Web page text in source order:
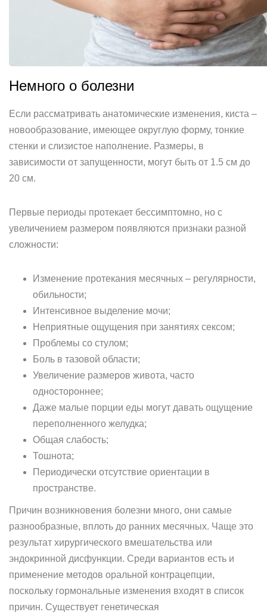
Немного о болезни
Если рассматривать анатомические изменения, киста –
новообразование, имеющее округлую форму, тонкие
стенки и слизистое наполнение. Размеры, в
зависимости от запущенности, могут быть от 1.5 см до
20 см.
Первые периоды протекает бессимптомно, но с
увеличением размером появляются признаки разной
сложности:
Изменение протекания месячных – регулярности,
обильности;
Интенсивное выделение мочи;
Неприятные ощущения при занятиях сексом;
Проблемы со стулом;
Боль в тазовой области;
Увеличение размеров живота, часто
одностороннее;
Даже малые порции еды могут давать ощущение
переполненного желудка;
Общая слабость;
Тошнота;
Периодически отсутствие ориентации в
пространстве.
Причин возникновения болезни много, они самые
разнообразные, вплоть до ранних месячных. Чаще это
результат хирургического вмешательства или
эндокринной дисфункции. Среди вариантов есть и
применение методов оральной контрацепции,
поскольку гормональные изменения входят в список
причин. Существует генетическая